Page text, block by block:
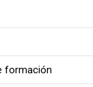
formación